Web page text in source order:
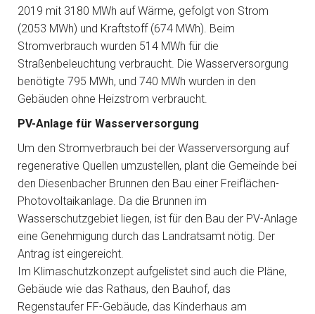
2019 mit 3180 MWh auf Wärme, gefolgt von Strom
(2053 MWh) und Kraftstoff (674 MWh). Beim
Stromverbrauch wurden 514 MWh für die
Straßenbeleuchtung verbraucht. Die Wasserversorgung
benötigte 795 MWh, und 740 MWh wurden in den
Gebäuden ohne Heizstrom verbraucht.
PV-Anlage für Wasserversorgung
Um den Stromverbrauch bei der Wasserversorgung auf
regenerative Quellen umzustellen, plant die Gemeinde bei
den Diesenbacher Brunnen den Bau einer Freiflächen-
Photovoltaikanlage. Da die Brunnen im
Wasserschutzgebiet liegen, ist für den Bau der PV-Anlage
eine Genehmigung durch das Landratsamt nötig. Der
Antrag ist eingereicht.
Im Klimaschutzkonzept aufgelistet sind auch die Pläne,
Gebäude wie das Rathaus, den Bauhof, das
Regenstaufer FF-Gebäude, das Kinderhaus am